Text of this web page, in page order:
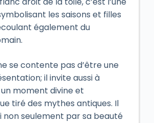
les saisons et filles
également du
se contente pas d’être une
il invite aussi à
moment divine et
tiré des mythes antiques. Il
non seulement par sa beauté